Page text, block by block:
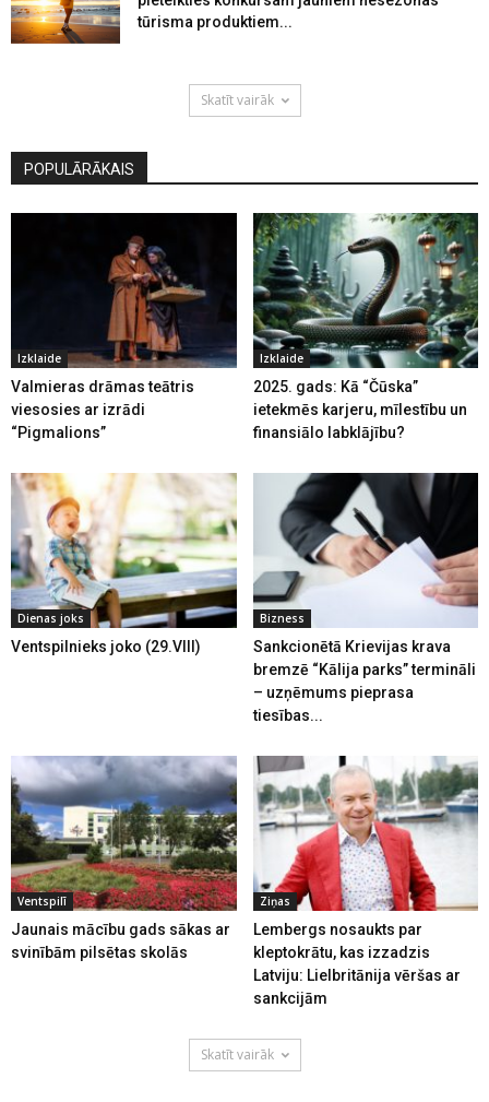
tūrisma produktiem...
Skatīt vairāk
POPULĀRĀKAIS
Izklaide
Valmieras drāmas teātris
viesosies ar izrādi
“Pigmalions”
Izklaide
2025. gads: Kā “Čūska”
ietekmēs karjeru, mīlestību un
finansiālo labklājību?
Dienas joks
Ventspilnieks joko (29.VIII)
Bizness
Sankcionētā Krievijas krava
bremzē “Kālija parks” termināli
– uzņēmums pieprasa
tiesības...
Ventspilī
Jaunais mācību gads sākas ar
svinībām pilsētas skolās
Ziņas
Lembergs nosaukts par
kleptokrātu, kas izzadzis
Latviju: Lielbritānija vēršas ar
sankcijām
Skatīt vairāk